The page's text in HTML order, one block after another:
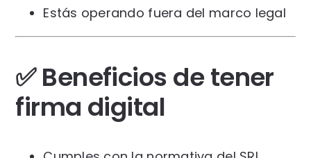
Estás operando fuera del marco legal
✅ Beneficios de tener
firma digital